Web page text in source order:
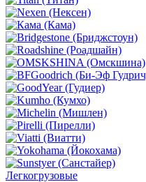
Легкогрузовые